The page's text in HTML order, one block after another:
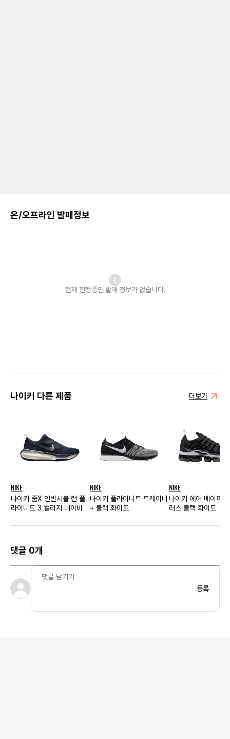
온/오프라인 발매정보
현재 진행중인 발매 정보가 없습니다.
나이키 다른 제품 더보기
NIKE
나이키 줌X 인빈시블 런 플
라이니트 3 컬리지 네이비
NIKE
나이키 플라이니트 트레이너
+ 블랙 화이트
NIKE
나이키 에어 베이퍼
러스 블랙 화이트
댓글 0개
등록